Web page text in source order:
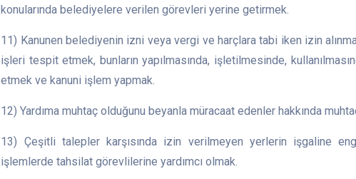
konularında belediyelere verilen görevleri yerine getirmek.
11) Kanunen belediyenin izni veya vergi ve harçlara tabi iken izin
işleri tespit etmek, bunların yapılmasında, işletilmesinde,
etmek ve kanuni işlem yapmak.
12) Yardıma muhtaç olduğunu beyanla müracaat edenler hakkında
13) Çeşitli talepler karşısında izin verilmeyen yerlerin işgaline
işlemlerde tahsilat görevlilerine yardımcı olmak.